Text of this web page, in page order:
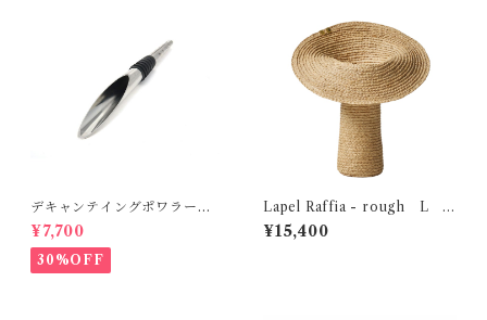
デキャンテイングポワラー R
OSENDAHL
¥7,700
30%OFF
Lapel Raffia - rough L
MOBJE
¥15,400